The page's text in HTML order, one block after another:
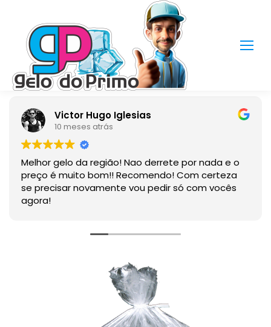
Victor Hugo Iglesias
10 meses atrás
Melhor gelo da região! Nao derrete por nada e o
preço é muito bom!! Recomendo! Com certeza
se precisar novamente vou pedir só com vocês
agora!